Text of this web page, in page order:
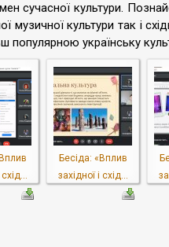
сучасної культури.
музичної культури так і
популярною українську
схід...
Бесіда: «Вплив
західної і схід...